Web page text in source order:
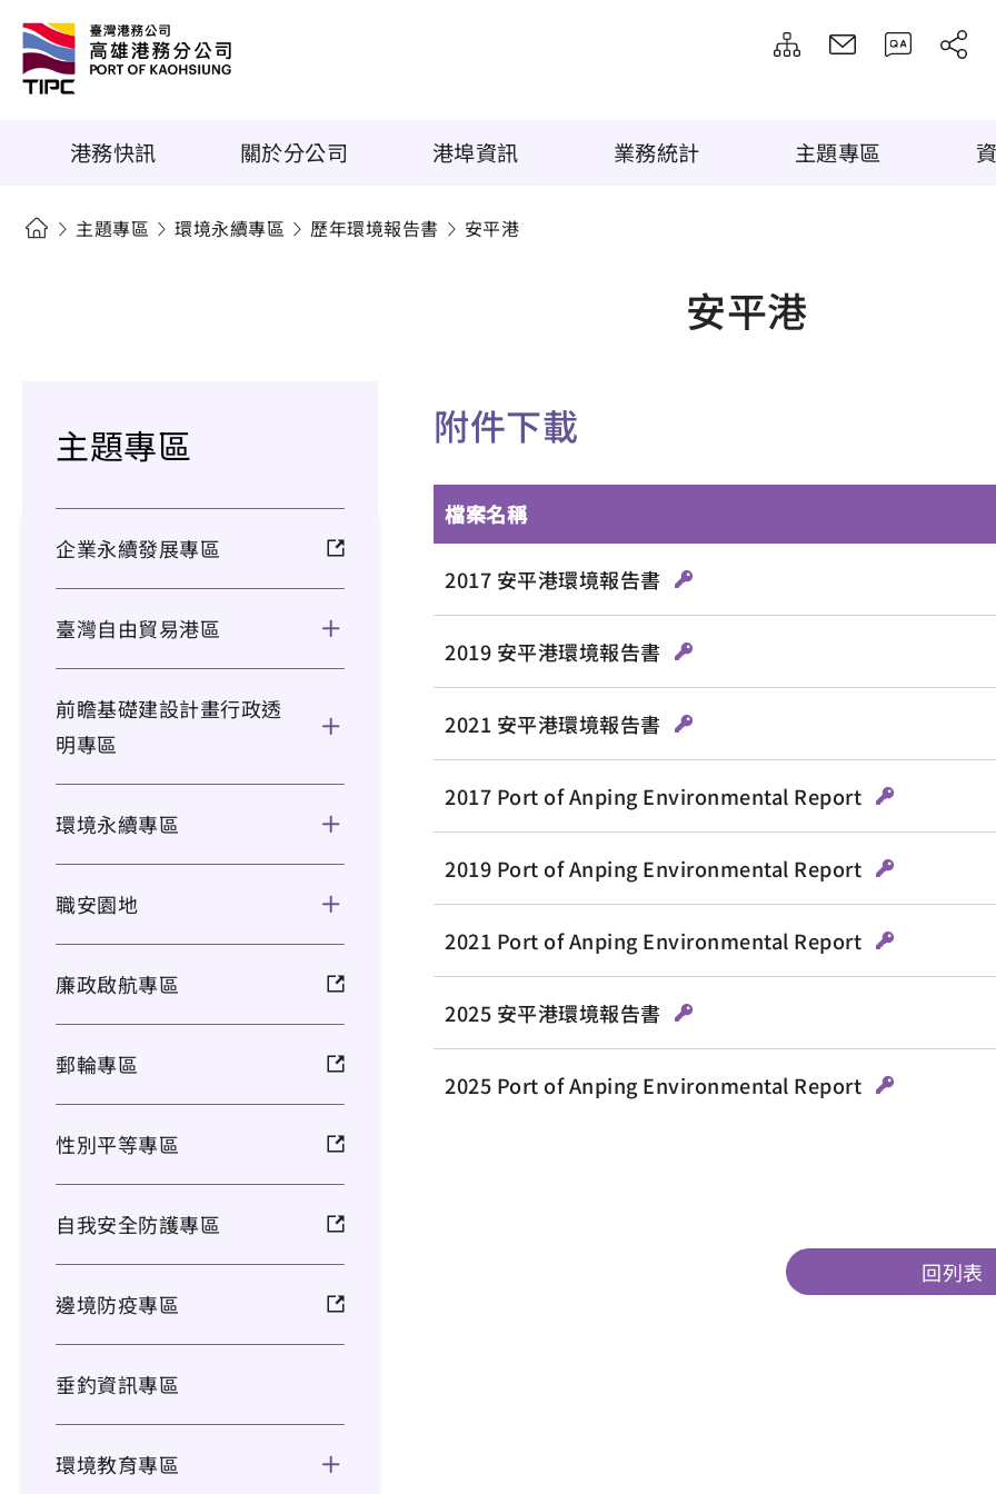
港務快訊 關於分公司 港埠資訊 業務統計 主題專區
主題專區 環境永續專區 歷年環境報告書 安平港
安平港
主題專區
企業永續發展專區
臺灣自由貿易港區
前瞻基礎建設計畫行政透
明專區
環境永續專區
職安園地
廉政啟航專區
郵輪專區
性別平等專區
自我安全防護專區
邊境防疫專區
垂釣資訊專區
環境教育專區
附件下載
檔案名稱
2017 安平港環境報告書
2019 安平港環境報告書
2021 安平港環境報告書
2017 Port of Anping Environmental Report
2019 Port of Anping Environmental Report
2021 Port of Anping Environmental Report
2025 安平港環境報告書
2025 Port of Anping Environmental Report
回列表